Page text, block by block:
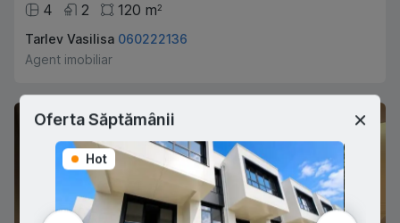
4
2 120 m2
Tarlev Vasilisa 060222136
Agent imobiliar
Oferta Săptămânii
Hot